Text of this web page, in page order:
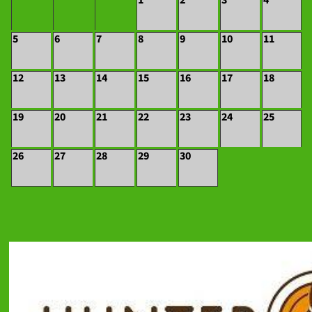
5 6 7 8 9 10 11
12 13 14 15 16 17 18
19 20 21 22 23 24 25
26 27 28 29 30